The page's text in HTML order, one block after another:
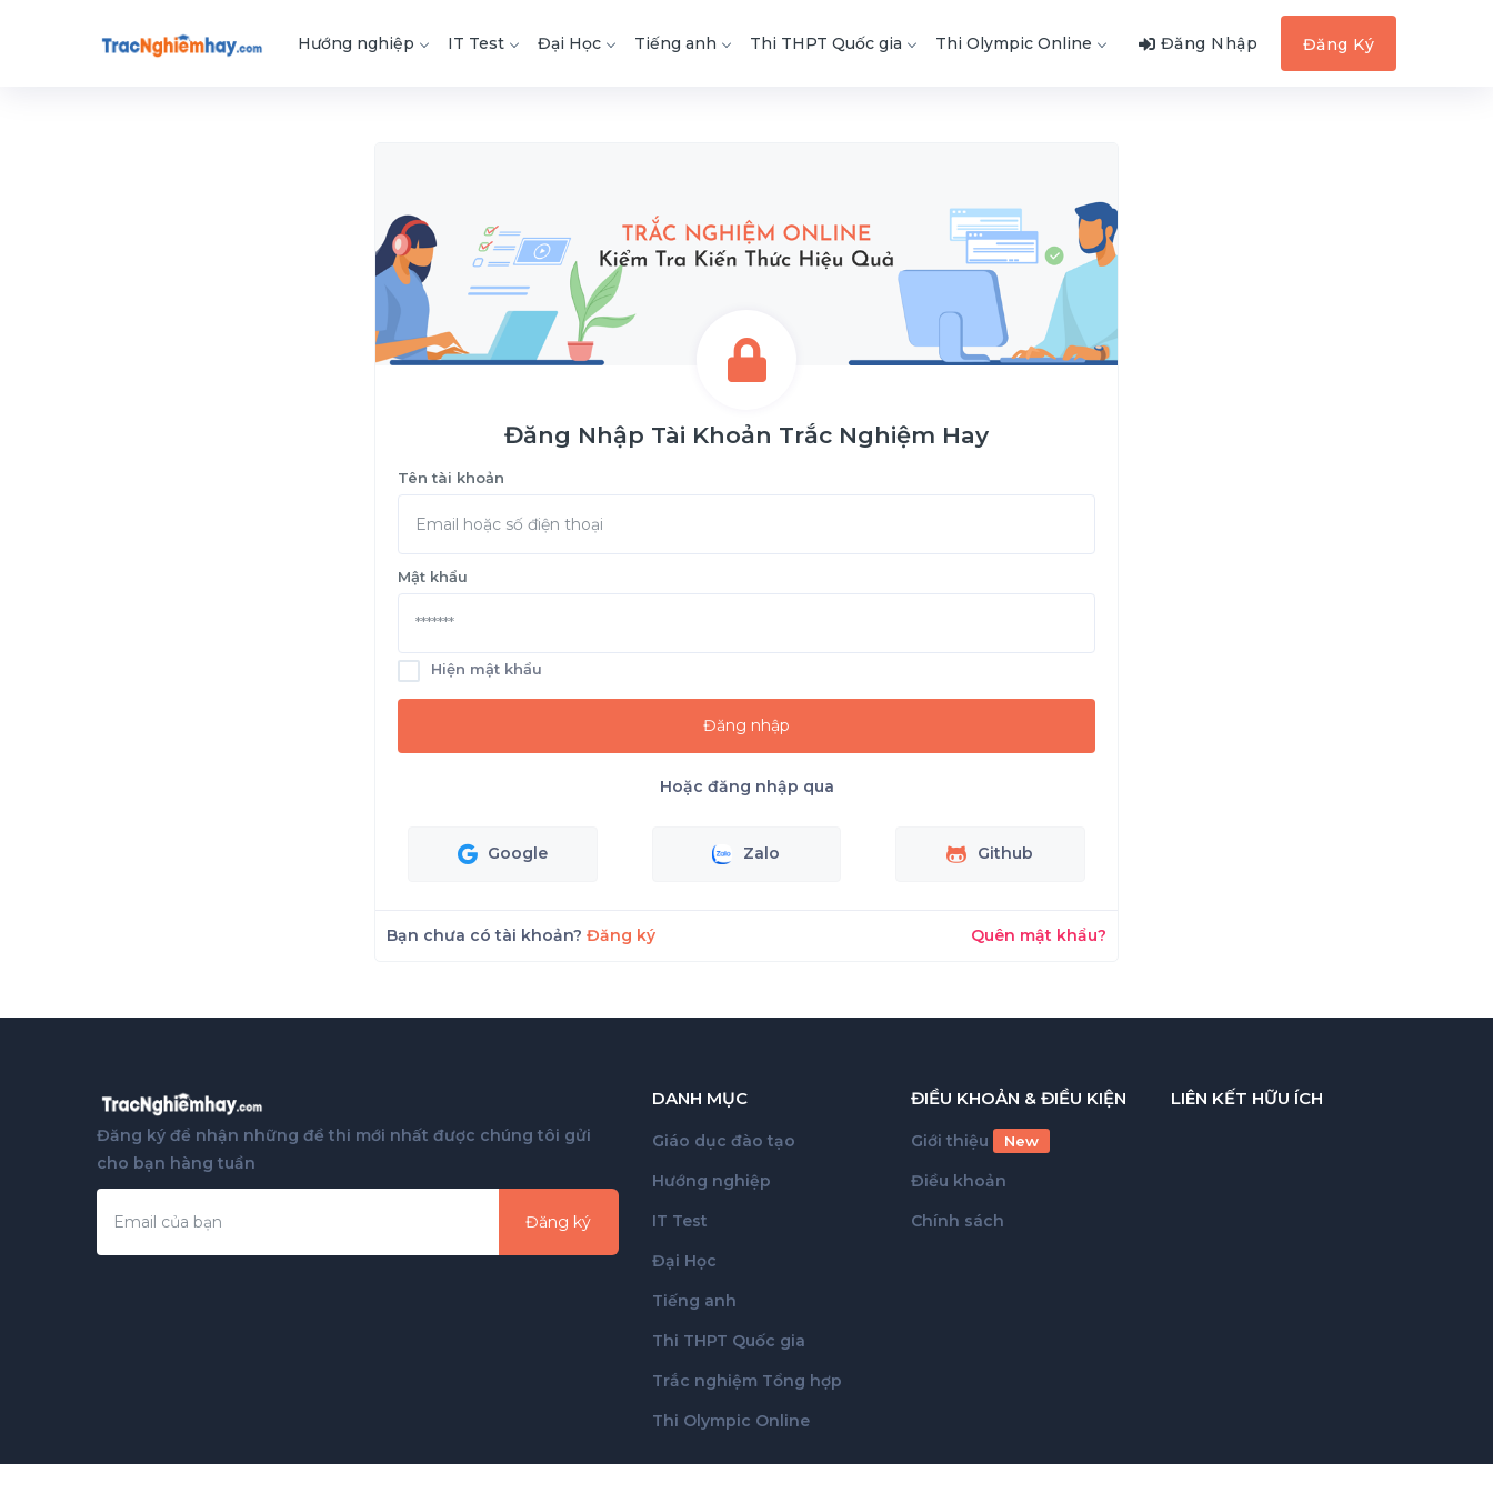
Hướng nghiệp IT Test Đại Học Tiếng anh Thi THPT Quốc gia Thi Olympic Online Đăng Nhập Đăng Ký
Đăng Nhập Tài Khoản Trắc Nghiệm Hay
Tên tài khoản
Mật khẩu
Hiện mật khẩu
Đăng nhập
Hoặc đăng nhập qua
Google Zalo Github
Bạn chưa có tài khoản? Đăng ký Quên mật khẩu?
Đăng ký để nhận những đề thi mới nhất được chúng tôi gửi
cho bạn hàng tuần
Đăng ký
DANH MỤC
Giáo dục đào tạo
Hướng nghiệp
IT Test
Đại Học
Tiếng anh
Thi THPT Quốc gia
Trắc nghiệm Tổng hợp
Thi Olympic Online
ĐIỀU KHOẢN & ĐIỀU KIỆN
Giới thiệu New
Điều khoản
Chính sách
LIÊN KẾT HỮU ÍCH